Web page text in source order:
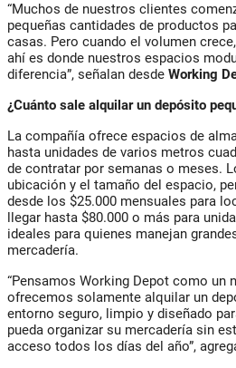
“Muchos de nuestros clientes
pequeñas cantidades de productos
casas. Pero cuando el volumen
ahí es donde nuestros espacios
diferencia”, señalan desde Working
¿Cuánto sale alquilar un depósito
La compañía ofrece espacios de
hasta unidades de varios metros
de contratar por semanas o meses.
ubicación y el tamaño del espacio,
desde los $25.000 mensuales para
llegar hasta $80.000 o más para
ideales para quienes manejan
mercadería.
“Pensamos Working Depot como un
ofrecemos solamente alquilar un
entorno seguro, limpio y diseñado
pueda organizar su mercadería sin
acceso todos los días del año”,